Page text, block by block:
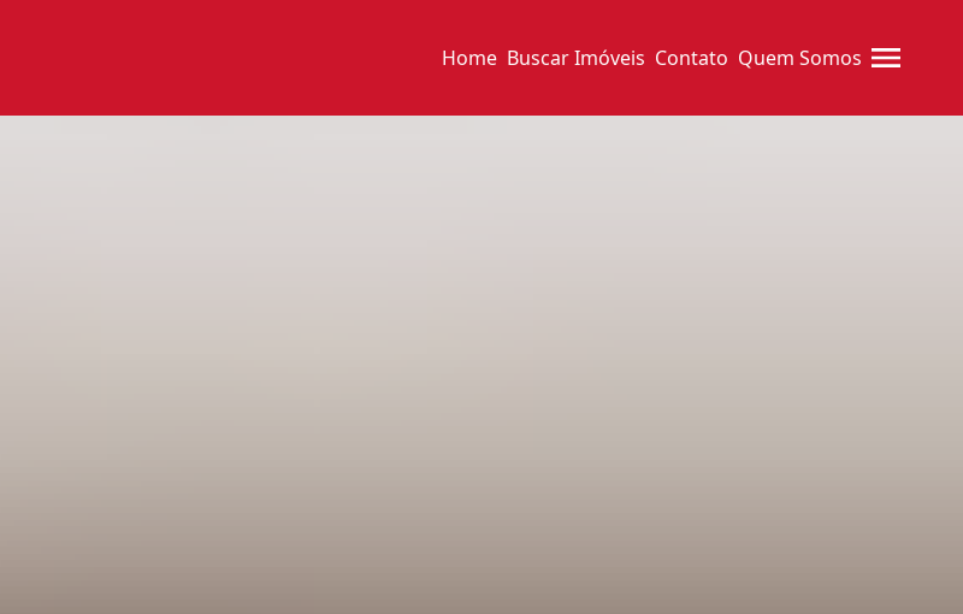
Home Buscar Imóveis Contato Quem Somos